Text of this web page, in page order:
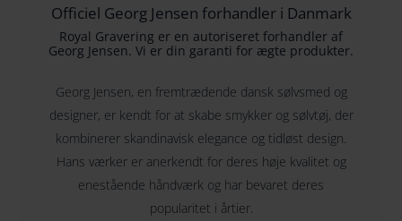
Officiel Georg Jensen forhandler i Danmark
Royal Gravering er en autoriseret forhandler af
Georg Jensen. Vi er din garanti for ægte produkter.
Georg Jensen, en fremtrædende dansk sølvsmed og
designer, er kendt for at skabe smykker og sølvtøj, der
kombinerer skandinavisk elegance og tidløst design.
Hans værker er anerkendt for deres høje kvalitet og
enestående håndværk og har bevaret deres
popularitet i årtier.